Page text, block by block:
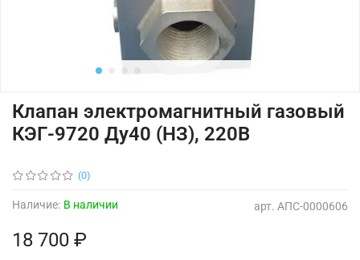
(0)
арт. АПС-0000606
Наличие: В наличии
Клапан электромагнитный газовый
КЭГ-9720 Ду40 (НЗ), 220В
18 700 ₽